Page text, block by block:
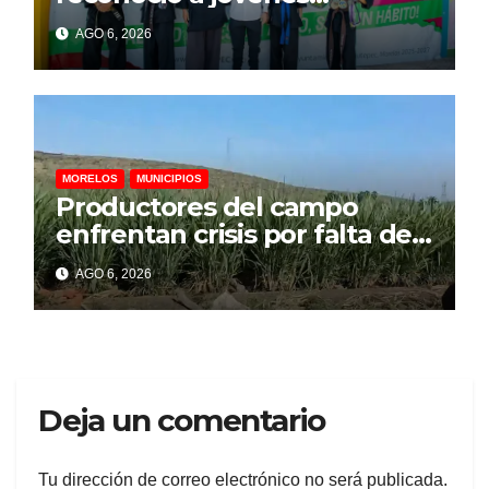
campeones de Lima Lama
rumbo a competencia
internacional
AGO 6, 2026
MORELOS MUNICIPIOS
Productores del campo
enfrentan crisis por falta de
financiamiento, advierte
representante cañero
AGO 6, 2026
Deja un comentario
Tu dirección de correo electrónico no será publicada.